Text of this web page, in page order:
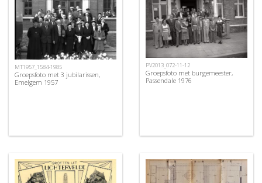
MT1957_1584-1985
Groepsfoto met 3 jubilarissen,
Emelgem 1957
PV2013_072-11-12
Groepsfoto met burgemeester,
Passendale 1976